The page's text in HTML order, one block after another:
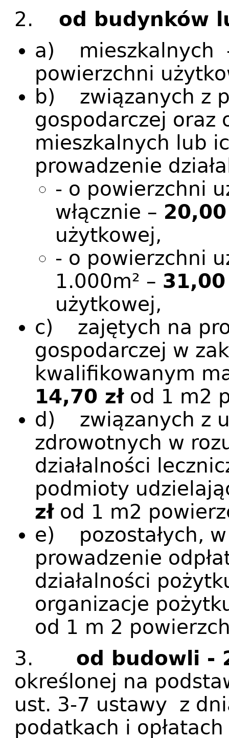
2.
od budynków
a) mieszkalnych
powierzchni
b) związanych z
gospodarczej oraz
mieszkalnych lub
prowadzenie
- o powierzchni
włącznie – 20,00
użytkowej,
- o powierzchni
1.000m² – 31,00
użytkowej,
c) zajętych na
gospodarczej w
kwalifikowanym
14,70 złod 1 m2
d) związanych z
zdrowotnych w
działalności
podmioty
złod 1 m2
e) pozostałych,
prowadzenie
działalności
organizacje
od 1 m 2
3. od budowli -
określonej na
ust. 3-7 ustawy z
podatkach i